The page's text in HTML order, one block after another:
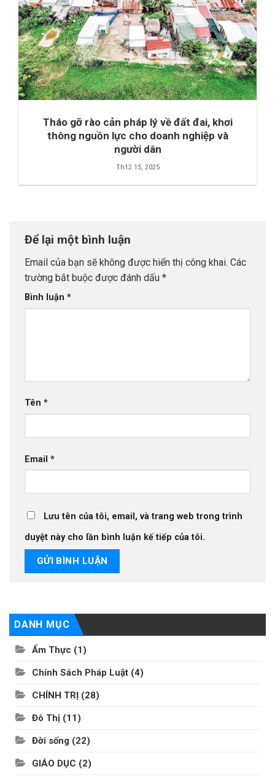
Tháo gỡ rào cản pháp lý về đất đai, khơi
thông nguồn lực cho doanh nghiệp và
người dân
Th12 15, 2025
Để lại một bình luận
Email của bạn sẽ không được hiển thị công khai. Các
trường bắt buộc được đánh dấu *
Bình luận *
Tên *
Email *
Lưu tên của tôi, email, và trang web trong trình
duyệt này cho lần bình luận kế tiếp của tôi.
DANH MỤC
Ẩm Thực (1)
Chính Sách Pháp Luật (4)
CHÍNH TRỊ (28)
Đô Thị (11)
Đời sống (22)
GIÁO DỤC (2)